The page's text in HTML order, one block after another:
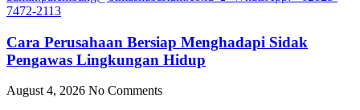
Cara Perusahaan Bersiap Menghadapi Sidak
Pengawas Lingkungan Hidup
August 4, 2026 No Comments